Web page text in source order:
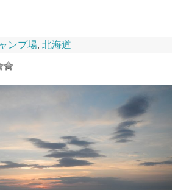
ンプ場,北海道